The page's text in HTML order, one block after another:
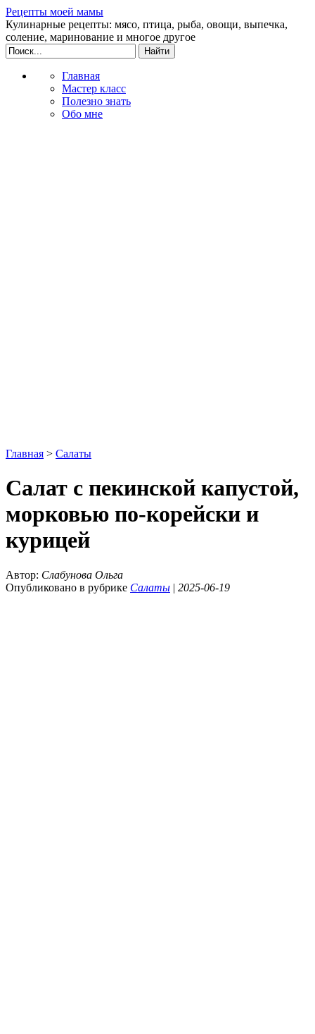
Рецепты моей мамы
Кулинарные рецепты: мясо, птица, рыба, овощи, выпечка,
соление, маринование и многое другое
Главная
Мастер класс
Полезно знать
Обо мне
Главная > Салаты
Салат с пекинской капустой,
морковью по-корейски и
курицей
Автор: Слабунова Ольга
Опубликовано в рубрике Салаты | 2025-06-19